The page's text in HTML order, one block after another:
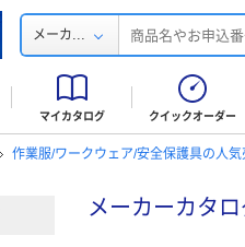
メーカ...
マイカタログ クイックオーダー
作業服/ワークウェア/安全保護具の人
メーカーカタ